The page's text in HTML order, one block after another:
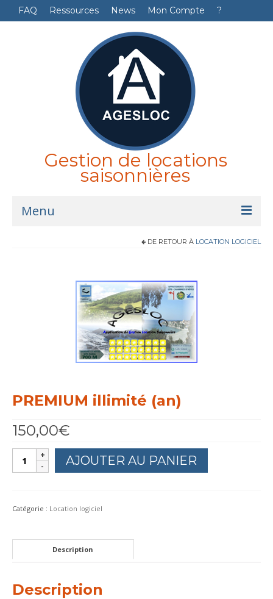
FAQ Ressources News Mon Compte ?
Gestion de locations
saisonnières
Menu
DE RETOUR À LOCATION LOGICIEL
PREMIUM illimité (an)
150,00€
quantité
AJOUTER AU PANIER
Catégorie : Location logiciel
Description
Description